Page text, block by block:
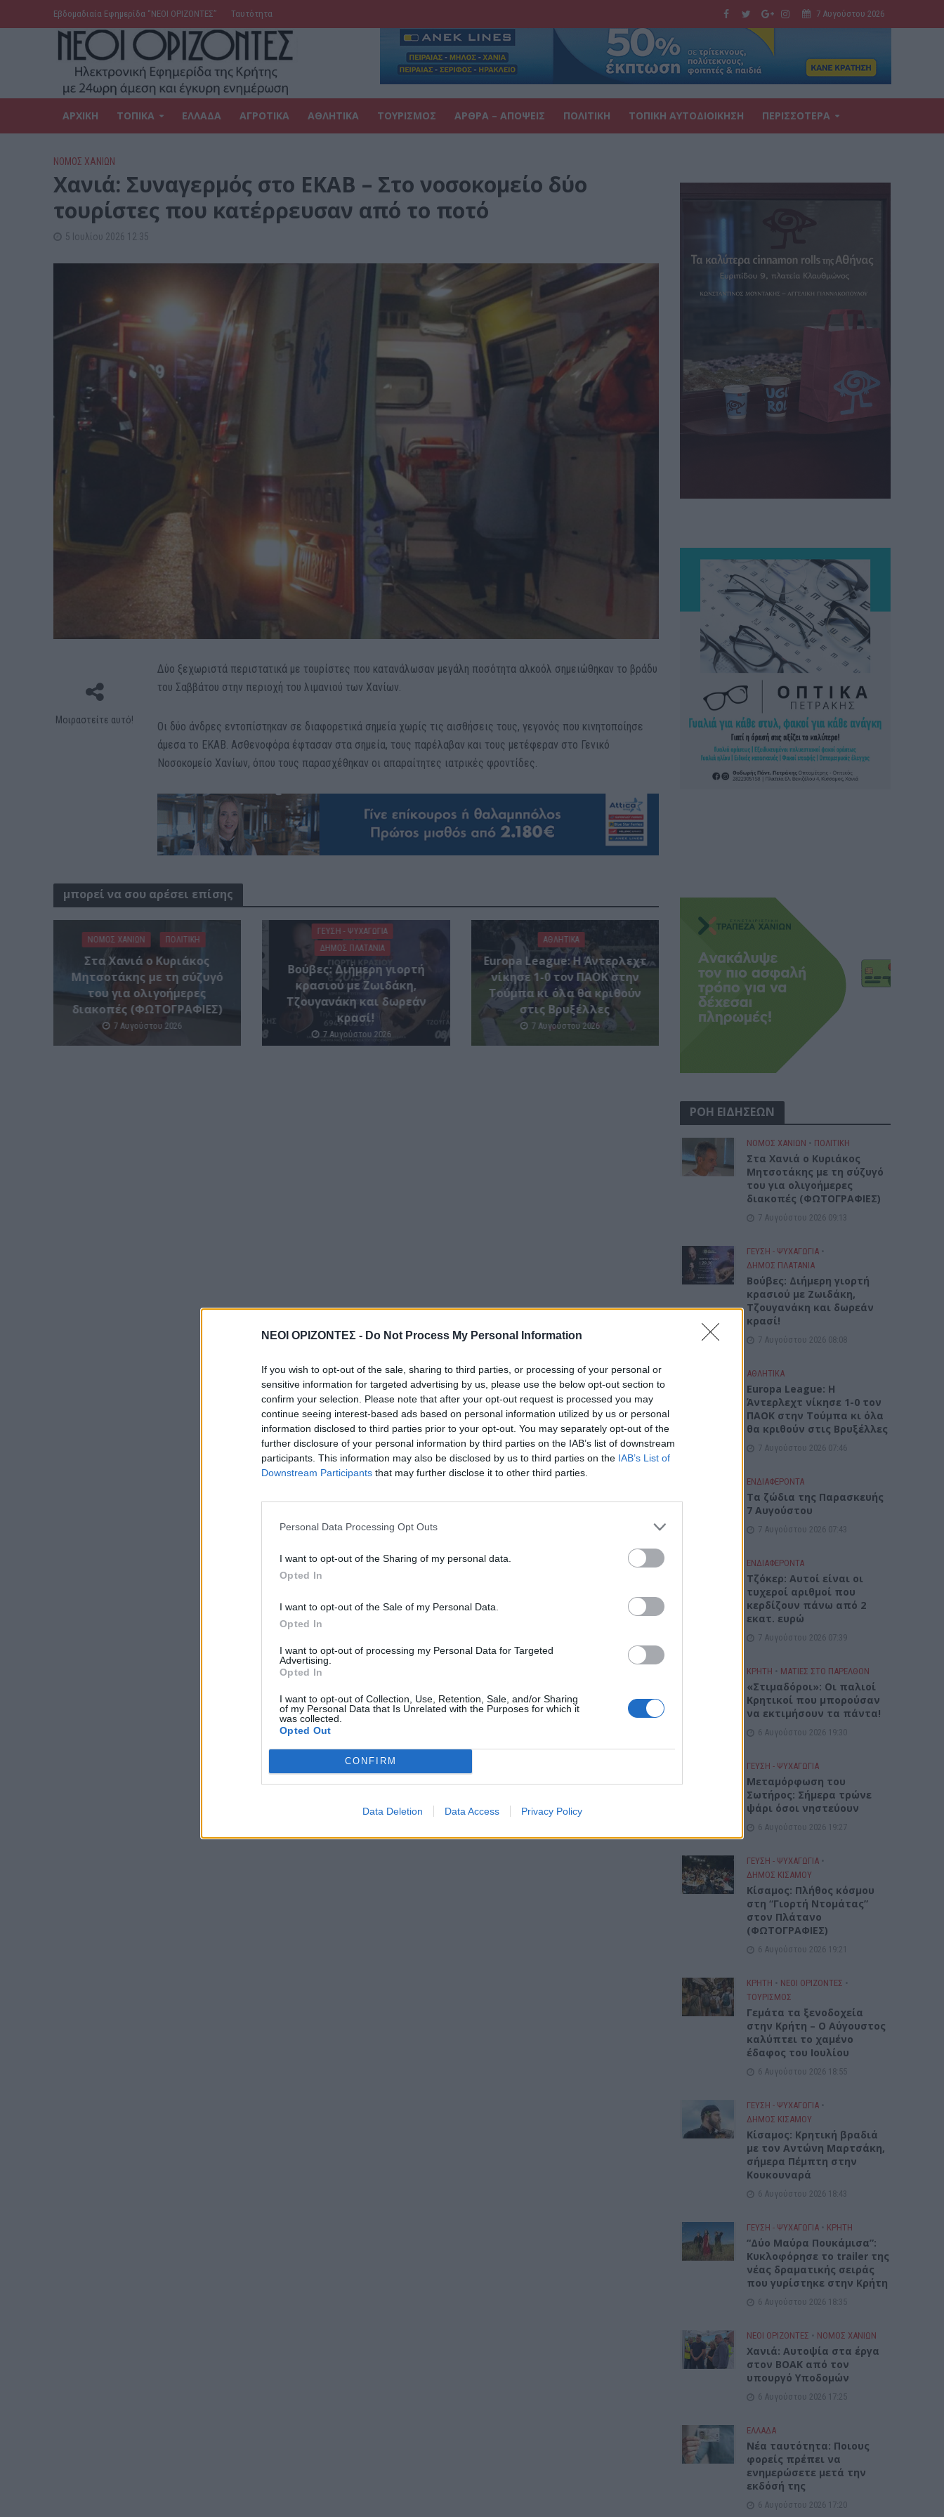
ΝΕΟΙ ΟΡΙΖΟΝΤΕΣ - Do Not Process My Personal Information
If you wish to opt-out of the sale, sharing to third parties, or processing of your personal or
sensitive information for targeted advertising by us, please use the below opt-out section to
confirm your selection. Please note that after your opt-out request is processed you may
continue seeing interest-based ads based on personal information utilized by us or personal
information disclosed to third parties prior to your opt-out. You may separately opt-out of the
further disclosure of your personal information by third parties on the IAB’s list of downstream
participants. This information may also be disclosed by us to third parties on the IAB’s List of
Downstream Participants that may further disclose it to other third parties.
Personal Data Processing Opt Outs
I want to opt-out of the Sharing of my personal data.
Opted In
I want to opt-out of the Sale of my Personal Data.
Opted In
I want to opt-out of processing my Personal Data for Targeted
Advertising.
Opted In
I want to opt-out of Collection, Use, Retention, Sale, and/or Sharing
of my Personal Data that Is Unrelated with the Purposes for which it
was collected.
Opted Out
CONFIRM
Data Deletion Data Access Privacy Policy
Εβδομαδιαία Εφημερίδα ‘’ΝΕΟΙ ΟΡΙΖΟΝΤΕΣ’’ Ταυτότητα 7 Αυγούστου 2026
ΑΡΧΙΚΗ ΤΟΠΙΚΑ ΕΛΛΑΔΑ ΑΓΡΟΤΙΚΑ ΑΘΛΗΤΙΚΑ ΤΟΥΡΙΣΜΟΣ ΑΡΘΡΑ – ΑΠΟΨΕΙΣ ΠΟΛΙΤΙΚΗ ΤΟΠΙΚΗ ΑΥΤΟΔΙΟΙΚΗΣΗ ΠΕΡΙΣΣΟΤΕΡΑ
ΝΟΜΌΣ ΧΑΝΊΩΝ
Χανιά: Συναγερμός στο ΕΚΑΒ – Στο νοσοκομείο δύο
τουρίστες που κατέρρευσαν από το ποτό
5 Ιουλίου 2026 12:35
Μοιραστείτε αυτό!
Δύο ξεχωριστά περιστατικά με τουρίστες που κατανάλωσαν μεγάλη ποσότητα αλκοόλ σημειώθηκαν το βράδυ
του Σαββάτου στην περιοχή του λιμανιού των Χανίων.
Οι δύο άνδρες εντοπίστηκαν σε διαφορετικά σημεία χωρίς τις αισθήσεις τους, γεγονός που κινητοποίησε
άμεσα το ΕΚΑΒ. Ασθενοφόρα έφτασαν στα σημεία, τους παρέλαβαν και τους μετέφεραν στο Γενικό
Νοσοκομείο Χανίων, όπου τους παρασχέθηκαν οι απαραίτητες ιατρικές φροντίδες.
μπορεί να σου αρέσει επίσης
ΝΟΜΌΣ ΧΑΝΊΩΝ ΠΟΛΙΤΙΚΗ
Στα Χανιά ο Κυριάκος
Μητσοτάκης με τη σύζυγό
του για ολιγοήμερες
διακοπές (ΦΩΤΟΓΡΑΦΙΕΣ)
7 Αυγούστου 2026
ΓΕΎΣΗ - ΨΥΧΑΓΩΓΊΑ
ΔΉΜΟΣ ΠΛΑΤΑΝΙΆ
Βούβες: Διήμερη γιορτή
κρασιού με Ζωιδάκη,
Τζουγανάκη και δωρεάν
κρασί!
7 Αυγούστου 2026
ΑΘΛΗΤΙΚΑ
Europa League: Η Άντερλεχτ
νίκησε 1-0 τον ΠΑΟΚ στην
Τούμπα κι όλα θα κριθούν
στις Βρυξέλλες
7 Αυγούστου 2026
ΡΟΗ ΕΙΔΗΣΕΩΝ
ΝΟΜΌΣ ΧΑΝΊΩΝ • ΠΟΛΙΤΙΚΗ
Στα Χανιά ο Κυριάκος
Μητσοτάκης με τη σύζυγό
του για ολιγοήμερες
διακοπές (ΦΩΤΟΓΡΑΦΙΕΣ)
7 Αυγούστου 2026 09:13
ΓΕΎΣΗ - ΨΥΧΑΓΩΓΊΑ •
ΔΉΜΟΣ ΠΛΑΤΑΝΙΆ
Βούβες: Διήμερη γιορτή
κρασιού με Ζωιδάκη,
Τζουγανάκη και δωρεάν
κρασί!
7 Αυγούστου 2026 08:08
ΑΘΛΗΤΙΚΑ
Europa League: Η
Άντερλεχτ νίκησε 1-0 τον
ΠΑΟΚ στην Τούμπα κι όλα
θα κριθούν στις Βρυξέλλες
7 Αυγούστου 2026 07:46
ΕΝΔΙΑΦΕΡΟΝΤΑ
Tα ζώδια της Παρασκευής
7 Αυγούστου
7 Αυγούστου 2026 07:43
ΕΝΔΙΑΦΕΡΟΝΤΑ
Τζόκερ: Αυτοί είναι οι
τυχεροί αριθμοί που
κερδίζουν πάνω από 2
εκατ. ευρώ
7 Αυγούστου 2026 07:39
ΚΡΗΤΗ • ΜΑΤΙΕΣ ΣΤΟ ΠΑΡΕΛΘΟΝ
«Στιμαδόροι»: Οι παλιοί
Κρητικοί που μπορούσαν
να εκτιμήσουν τα πάντα!
6 Αυγούστου 2026 19:30
ΓΕΎΣΗ - ΨΥΧΑΓΩΓΊΑ
Μεταμόρφωση του
Σωτήρος: Σήμερα τρώνε
ψάρι όσοι νηστεύουν
6 Αυγούστου 2026 19:27
ΓΕΎΣΗ - ΨΥΧΑΓΩΓΊΑ •
ΔΉΜΟΣ ΚΙΣΆΜΟΥ
Κίσαμος: Πλήθος κόσμου
στη “Γιορτή Ντομάτας”
στον Πλάτανο
(ΦΩΤΟΓΡΑΦΙΕΣ)
6 Αυγούστου 2026 19:21
ΚΡΗΤΗ • ΝΕΟΙ ΟΡΙΖΟΝΤΕΣ •
ΤΟΥΡΙΣΜΟΣ
Γεμάτα τα ξενοδοχεία
στην Κρήτη – Ο Αύγουστος
καλύπτει το χαμένο
έδαφος του Ιουλίου
6 Αυγούστου 2026 18:55
ΓΕΎΣΗ - ΨΥΧΑΓΩΓΊΑ •
ΔΉΜΟΣ ΚΙΣΆΜΟΥ
Kίσαμος: Κρητική βραδιά
με τον Αντώνη Μαρτσάκη,
σήμερα Πέμπτη στην
Κουκουναρά
6 Αυγούστου 2026 18:43
ΓΕΎΣΗ - ΨΥΧΑΓΩΓΊΑ • ΚΡΗΤΗ
“Δύο Μαύρα Πουκάμισα”:
Κυκλοφόρησε το trailer της
νέας δραματικής σειράς
που γυρίστηκε στην Κρήτη
6 Αυγούστου 2026 18:35
ΝΕΟΙ ΟΡΙΖΟΝΤΕΣ • ΝΟΜΌΣ ΧΑΝΊΩΝ
Χανιά: Αυτοψία στα έργα
στον ΒΟΑΚ από τον
υπουργό Υποδομών
6 Αυγούστου 2026 17:25
ΕΛΛΑΔΑ
Νέα ταυτότητα: Ποιους
φορείς πρέπει να
ενημερώσετε μετά την
εκδόσή της
6 Αυγούστου 2026 17:20